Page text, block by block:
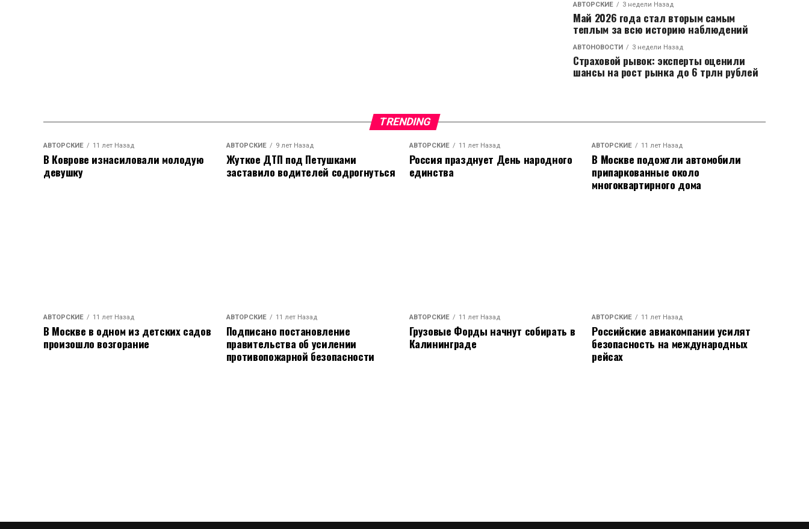
АВТОРСКИЕ 3 недели Назад
Май 2026 года стал вторым самым
теплым за всю историю наблюдений
АВТОНОВОСТИ 3 недели Назад
Страховой рывок: эксперты оценили
шансы на рост рынка до 6 трлн рублей
TRENDING
АВТОРСКИЕ 11 лет Назад
В Коврове изнасиловали молодую
девушку
АВТОРСКИЕ 9 лет Назад
Жуткое ДТП под Петушками
заставило водителей содрогнуться
АВТОРСКИЕ 11 лет Назад
Россия празднует День народного
единства
АВТОРСКИЕ 11 лет Назад
В Москве подожгли автомобили
припаркованные около
многоквартирного дома
АВТОРСКИЕ 11 лет Назад
В Москве в одном из детских садов
произошло возгорание
АВТОРСКИЕ 11 лет Назад
Подписано постановление
правительства об усилении
противопожарной безопасности
АВТОРСКИЕ 11 лет Назад
Грузовые Форды начнут собирать в
Калининграде
АВТОРСКИЕ 11 лет Назад
Российские авиакомпании усилят
безопасность на международных
рейсах